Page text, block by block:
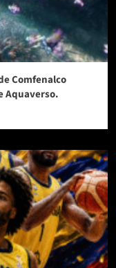
Comfenalco
Aquaverso.